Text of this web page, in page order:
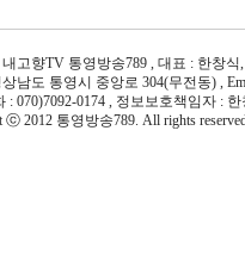
고향TV 통영방송789 , 대표 : 한창식
남도 통영시 중앙로 304(무전동) ,
: 070)7092-0174 , 정보보호책임자 :
ⓒ 2012 통영방송789. All rights